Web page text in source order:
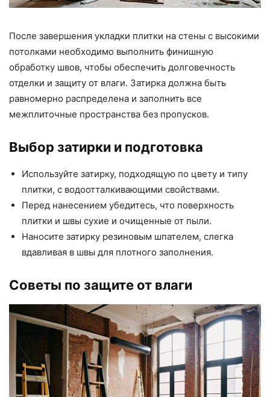
После завершения укладки плитки на стены с высокими
потолками необходимо выполнить финишную
обработку швов, чтобы обеспечить долговечность
отделки и защиту от влаги. Затирка должна быть
равномерно распределена и заполнить все
межплиточные пространства без пропусков.
Выбор затирки и подготовка
Используйте затирку, подходящую по цвету и типу
плитки, с водоотталкивающими свойствами.
Перед нанесением убедитесь, что поверхность
плитки и швы сухие и очищенные от пыли.
Наносите затирку резиновым шпателем, слегка
вдавливая в швы для плотного заполнения.
Советы по защите от влаги